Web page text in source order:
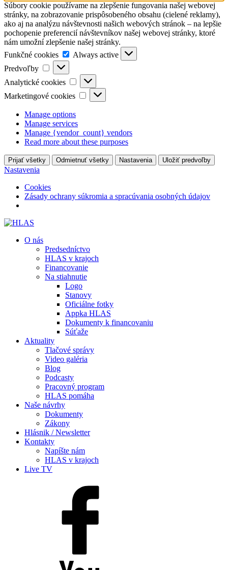
Súbory cookie používame na zlepšenie fungovania našej webovej
stránky, na zobrazovanie prispôsobeného obsahu (cielené reklamy),
ako aj na analýzu návštevnosti našich webových stránok – na lepšie
pochopenie preferencií návštevníkov našej webovej stránky, ktoré
nám umožní zlepšenie našej stránky.
Funkčné cookies
Funkčné
cookies
Always active
Predvoľby
Predvoľby
Analytické cookies
Analytické
cookies
Marketingové cookies
Marketingové
cookies
Manage options
Manage services
Manage {vendor_count} vendors
Read more about these purposes
Prijať všetky Odmietnuť všetky Nastavenia Uložiť predvoľby
Nastavenia
Cookies
Zásady ochrany súkromia a spracúvania osobných údajov
O nás
Predsedníctvo
HLAS v krajoch
Financovanie
Na stiahnutie
Logo
Stanovy
Oficiálne fotky
Appka HLAS
Dokumenty k financovaniu
Súťaže
Aktuality
Tlačové správy
Video galéria
Blog
Podcasty
Pracovný program
HLAS pomáha
Naše návrhy
Dokumenty
Zákony
Hlásnik / Newsletter
Kontakty
Napíšte nám
HLAS v krajoch
Live TV